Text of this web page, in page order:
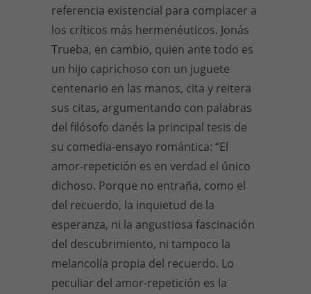
referencia existencial para complacer a
los críticos más hermenéuticos. Jonás
Trueba, en cambio, quien ante todo es
un hijo caprichoso con un juguete
centenario en las manos, cita y reitera
sus citas, argumentando con palabras
del filósofo danés la principal tesis de
su comedia-ensayo romántica: “El
amor-repetición es en verdad el único
dichoso. Porque no entraña, como el
del recuerdo, la inquietud de la
esperanza, ni la angustiosa fascinación
del descubrimiento, ni tampoco la
melancolía propia del recuerdo. Lo
peculiar del amor-repetición es la